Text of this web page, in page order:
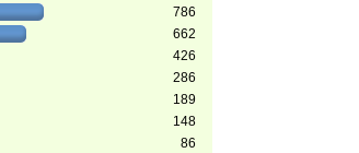
786
662
426
286
189
148
86